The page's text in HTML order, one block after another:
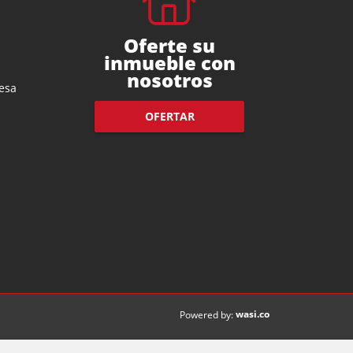
Oferte su
inmueble con
nosotros
OFERTAR
Powered by:wasi.co